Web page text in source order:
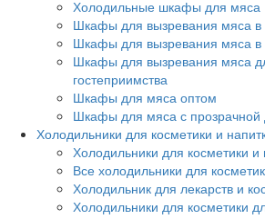
Холодильные шкафы для мяса
Шкафы для вызревания мяса в
Шкафы для вызревания мяса в
Шкафы для вызревания мяса
гостеприимства
Шкафы для мяса оптом
Шкафы для мяса с прозрачной
Холодильники для косметики и
Холодильники для косметики и
Все холодильники для
Холодильник для лекарств и
Холодильники для косметики